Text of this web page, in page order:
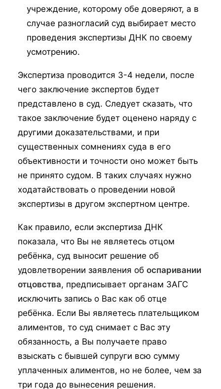
учреждение, которому обе доверяют, а в
случае разногласий суд выбирает место
проведения экспертизы ДНК по своему
усмотрению.
Экспертиза проводится 3-4 недели, после
чего заключение экспертов будет
представлено в суд. Следует сказать, что
такое заключение будет оценено наряду с
другими доказательствами, и при
существенных сомнениях суда в его
объективности и точности оно может быть
не принято судом. В таких случаях нужно
ходатайствовать о проведении новой
экспертизы в другом экспертном центре.
Как правило, если экспертиза ДНК
показала, что Вы не являетесь отцом
ребёнка, суд выносит решение об
удовлетворении заявления об оспаривании
отцовства, предписывает органам ЗАГС
исключить запись о Вас как об отце
ребёнка. Если Вы являетесь плательщиком
алиментов, то суд снимает с Вас эту
обязанность, а Вы получаете право
взыскать с бывшей супруги всю сумму
уплаченных алиментов, но не более, чем за
три года до вынесения решения.